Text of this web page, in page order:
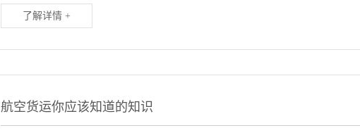
了解详情 +
航空货运你应该知道的知识